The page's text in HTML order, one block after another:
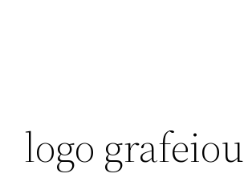
logo grafeiou